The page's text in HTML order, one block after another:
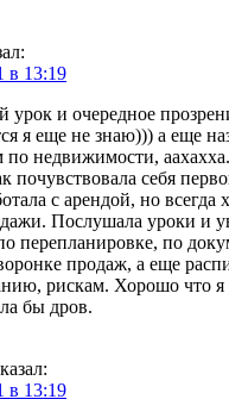
в 13:19
урок и очередное
я еще не знаю))) а еще
по недвижимости,
почувствовала себя
с арендой, но всегда
Послушала уроки и
перепланировке, по
продаж, а еще
рискам. Хорошо что
бы дров.
в 13:19